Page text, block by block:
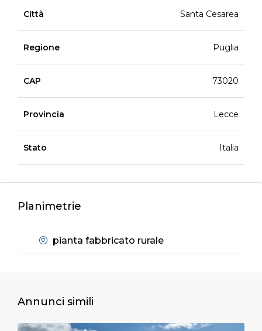
Città Santa Cesarea
Regione Puglia
CAP 73020
Provincia Lecce
Stato Italia
Planimetrie
pianta fabbricato rurale
Annunci simili